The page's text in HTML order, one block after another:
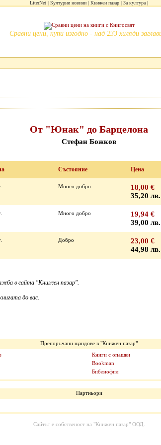
LiterNet Културни новини Книжен пазар За култура
Сравни цени, купи изгодно - над 233 хиляди
От "Юнак" до Барцелона
Стефан Божков
Състояние Цена
Много добро
18,00 €
35,20 лв.
Много добро
19,94 €
39,00 лв.
Добро
23,00 €
44,98 лв.
в сайта "Книжен пазар".
до вас.
Препоръчани щандове в "Книжен пазар"
Книги с опашки
Bookman
Библиофил
Партньори
Сайтът е собственост на "Книжен пазар" ООД